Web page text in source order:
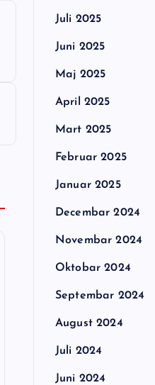
Juli 2025
Juni 2025
Maj 2025
April 2025
Mart 2025
Februar 2025
Januar 2025
Decembar 2024
Novembar 2024
Oktobar 2024
Septembar 2024
August 2024
Juli 2024
Juni 2024